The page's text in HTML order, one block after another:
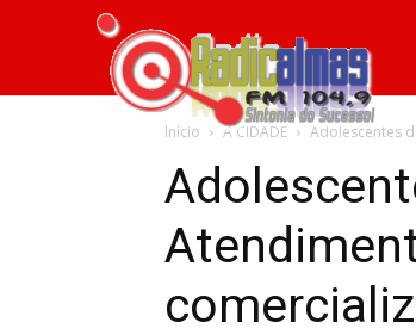
FM
Início A CIDADE Adolescentes